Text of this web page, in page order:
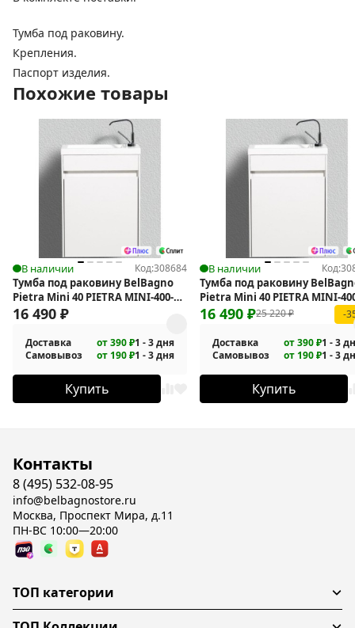
Тумба под раковину.
Крепления.
Паспорт изделия.
Похожие товары
В наличии Код:308684
Тумба под раковину BelBagno
Pietra Mini 40 PIETRA MINI-400-
1A-SO-BL-L подвесная
16 490 ₽
Доставка от 390 ₽1 - 3 дня
Самовывоз
от 190 ₽1 - 3 дня
Купить
В наличии Код:
Тумба под раковину
Pietra Mini 40 PIETRA MINI-
1A-SO-BL-R подвесная
25 220₽
16 490 ₽ -
Доставка от 390 ₽1 - 3
Самовывоз
от 190 ₽1 - 3
Купить
Контакты
8 (495) 532-08-95
info@belbagnostore.ru
Москва, Проспект Мира, д.11
ПН-ВС 10:00—20:00
ТОП категории